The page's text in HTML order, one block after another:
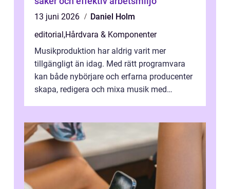
13 juni 2026
Daniel Holm
editorial,Hårdvara & Komponenter
Musikproduktion har aldrig varit mer
tillgängligt än idag. Med rätt programvara
kan både nybörjare och erfarna producenter
skapa, redigera och mixa musik med